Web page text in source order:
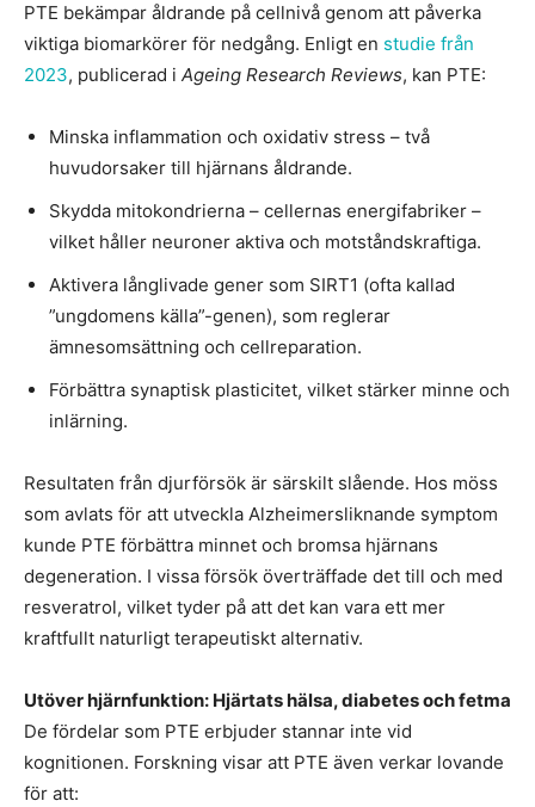
PTE bekämpar åldrande på cellnivå genom att påverka
viktiga biomarkörer för nedgång. Enligt en studie från
2023, publicerad i Ageing Research Reviews, kan PTE:
Minska inflammation och oxidativ stress – två
huvudorsaker till hjärnans åldrande.
Skydda mitokondrierna – cellernas energifabriker –
vilket håller neuroner aktiva och motståndskraftiga.
Aktivera långlivade gener som SIRT1 (ofta kallad
”ungdomens källa”-genen), som reglerar
ämnesomsättning och cellreparation.
Förbättra synaptisk plasticitet, vilket stärker minne och
inlärning.
Resultaten från djurförsök är särskilt slående. Hos möss
som avlats för att utveckla Alzheimersliknande symptom
kunde PTE förbättra minnet och bromsa hjärnans
degeneration. I vissa försök överträffade det till och med
resveratrol, vilket tyder på att det kan vara ett mer
kraftfullt naturligt terapeutiskt alternativ.
Utöver hjärnfunktion: Hjärtats hälsa, diabetes och fetma
De fördelar som PTE erbjuder stannar inte vid
kognitionen. Forskning visar att PTE även verkar lovande
för att: